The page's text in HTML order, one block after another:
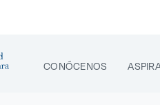
CONÓCENOS